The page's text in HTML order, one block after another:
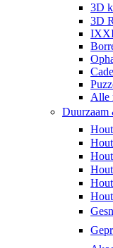
3D
3D
Alle